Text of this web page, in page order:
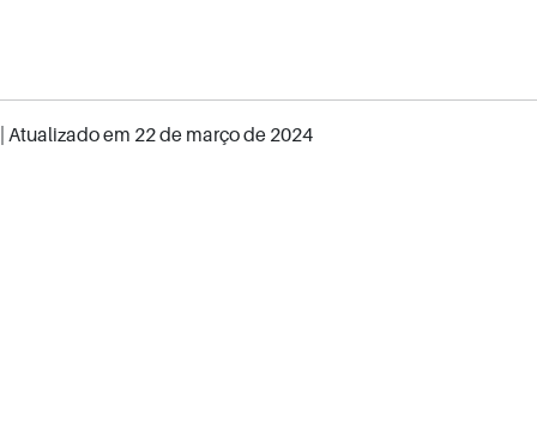
| Atualizado em 22 de março de 2024